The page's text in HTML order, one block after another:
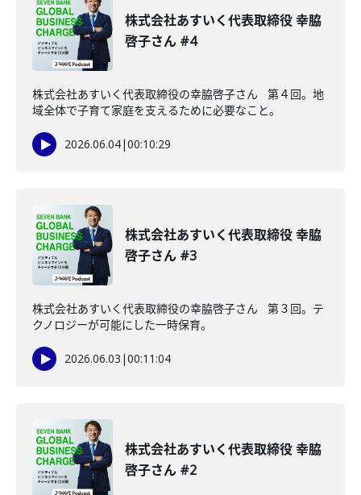
株式会社あすいく代表取締役 幸脇
啓子さん #4
株式会社あすいく代表取締役の幸脇啓子さん 第４回。地
域全体で子育て家庭を支えるために必要なこと。
2026.06.04|00:10:29
株式会社あすいく代表取締役 幸脇
啓子さん #3
株式会社あすいく代表取締役の幸脇啓子さん 第３回。テ
クノロジーが可能にした一時保育。
2026.06.03 |00:11:04
株式会社あすいく代表取締役 幸脇
啓子さん #2